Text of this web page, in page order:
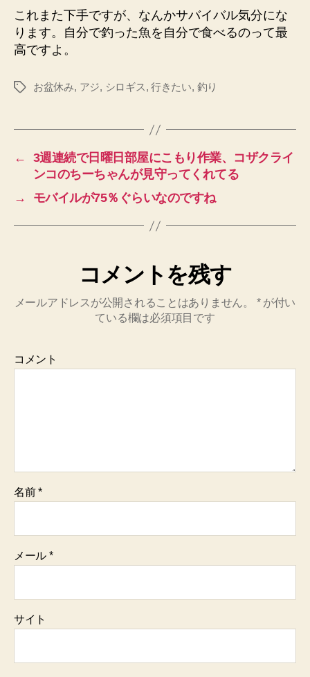
これまた下手ですが、なんかサバイバル気分にな
ります。自分で釣った魚を自分で食べるのって最
高ですよ。
タ
お盆休み, アジ, シロギス, 行きたい, 釣り
←
3週連続で日曜日部屋にこもり作業、コザクライ
ンコのちーちゃんが見守ってくれてる
→
モバイルが75％ぐらいなのですね
コメントを残す
メールアドレスが公開されることはありません。 *が付い
ている欄は必須項目です
コメント
名前*
メール *
サイト